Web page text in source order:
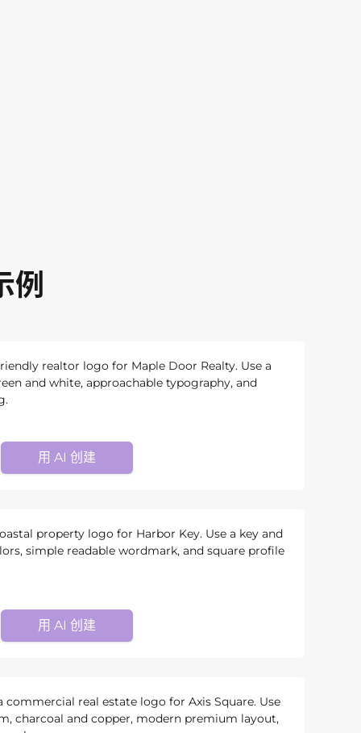
例
realtor logo for Maple Door Realty. Use a
and white, approachable typography, and
用 AI 创建
property logo for Harbor Key. Use a key and
simple readable wordmark, and square profile
用 AI 创建
commercial real estate logo for Axis Square. Use
charcoal and copper, modern premium layout,